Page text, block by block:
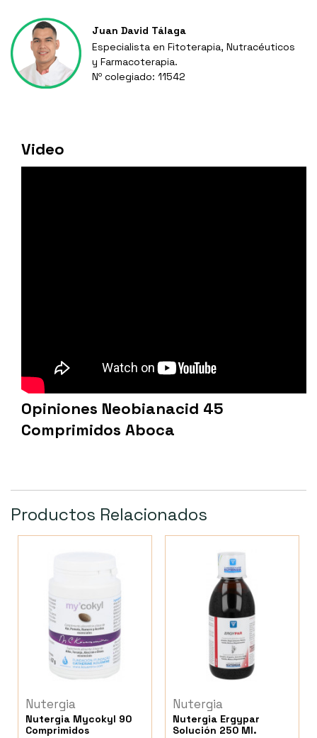
Juan David Tálaga
Especialista en Fitoterapia, Nutracéuticos
y Farmacoterapia.
Nº colegiado: 11542
Video
Opiniones Neobianacid 45
Comprimidos Aboca
Productos Relacionados
Nutergia
Nutergia Mycokyl 90
Comprimidos
Nutergia
Nutergia Ergypar
Solución 250 Ml.